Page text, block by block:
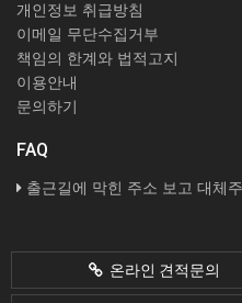
개인정보 취급방침
이메일 무단수집거부
책임의 한계와 법적고지
이용안내
문의하기
FAQ
출근길에 막힌 주소 보고 대체
온라인 견적문의